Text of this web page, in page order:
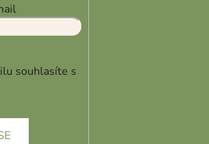
souhlasíte s